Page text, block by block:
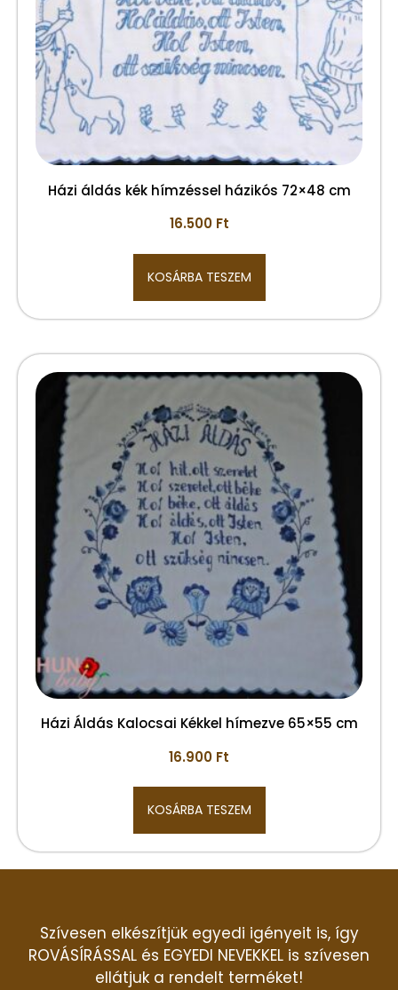
Házi áldás kék hímzéssel házikós 72×48 cm
16.500 Ft
KOSÁRBA TESZEM
Házi Áldás Kalocsai Kékkel hímezve 65×55 cm
16.900 Ft
KOSÁRBA TESZEM
Szívesen elkészítjük egyedi igényeit is, így
ROVÁSÍRÁSSAL és EGYEDI NEVEKKEL is szívesen
ellátjuk a rendelt terméket!